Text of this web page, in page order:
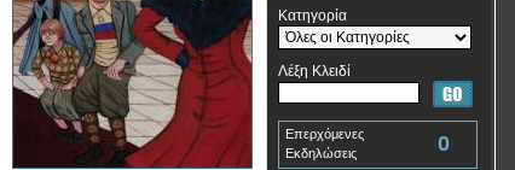
Κατηγορία
Λέξη Κλειδί
Επερχόμενες
Εκδηλώσεις
0